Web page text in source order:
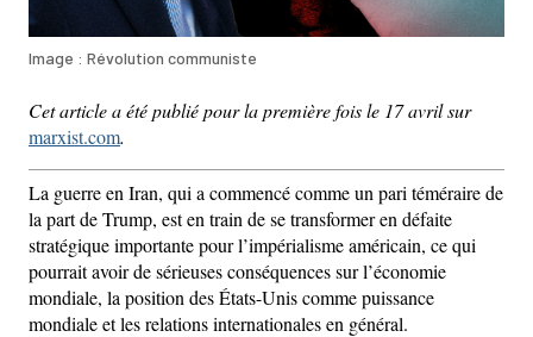
Image : Révolution communiste
Cet article a été publié pour la première fois le 17 avril sur
marxist.com.
La guerre en Iran, qui a commencé comme un pari téméraire de
la part de Trump, est en train de se transformer en défaite
stratégique importante pour l’impérialisme américain, ce qui
pourrait avoir de sérieuses conséquences sur l’économie
mondiale, la position des États-Unis comme puissance
mondiale et les relations internationales en général.